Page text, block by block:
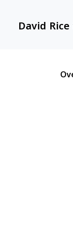
David Rice